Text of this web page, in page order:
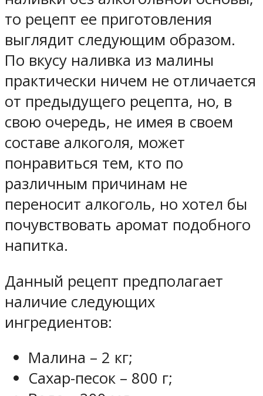
то рецепт ее приготовления
выглядит следующим образом.
По вкусу наливка из малины
практически ничем не отличается
от предыдущего рецепта, но, в
свою очередь, не имея в своем
составе алкоголя, может
понравиться тем, кто по
различным причинам не
переносит алкоголь, но хотел бы
почувствовать аромат подобного
напитка.
Данный рецепт предполагает
наличие следующих
ингредиентов:
Малина – 2 кг;
Сахар-песок – 800 г;